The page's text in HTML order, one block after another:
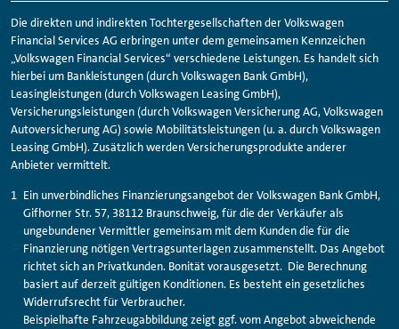
Die direkten und indirekten Tochtergesellschaften der Volkswagen
FinancialServices AG erbringen unter dem gemeinsamen Kennzeichen
„Volkswagen FinancialServices“ verschiedene Leistungen. Es handelt sich
hierbei um Bankleistungen (durch Volkswagen Bank GmbH),
Leasingleistungen (durch Volkswagen Leasing GmbH),
Versicherungsleistungen (durch Volkswagen Versicherung AG, Volkswagen
Autoversicherung AG) sowie Mobilitätsleistungen (u. a. durch Volkswagen
Leasing GmbH). Zusätzlich werden Versicherungsprodukte anderer
Anbieter vermittelt.
Ein unverbindliches Finanzierungsangebot der Volkswagen Bank GmbH,
Gifhorner Str. 57, 38112 Braunschweig, für die der Verkäufer als
ungebundener Vermittler gemeinsam mit dem Kunden die für die
Finanzierung nötigen Vertragsunterlagen zusammenstellt. Das Angebot
richtet sich an Privatkunden. Bonität vorausgesetzt. Die Berechnung
basiert auf derzeit gültigen Konditionen. Es besteht ein gesetzliches
Widerrufsrecht für Verbraucher.
Beispielhafte Fahrzeugabbildung zeigt ggf. vom Angebot abweichende